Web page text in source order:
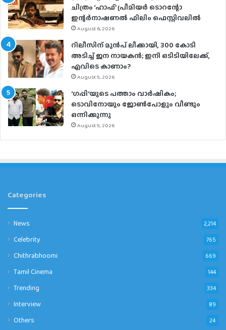
ചിത്രം ‘ഹാഫ്’ പ്രീമിയര്‍ ടൊറന്റോ
ഇന്റര്‍നാഷണല്‍ ഫിലിം ഫെസ്റ്റിവലില്‍
August 6, 2026
റിലീസിന് മുൻപ് ലീക്കായി, 300 കോടി
അടിച്ച് ജന നായകൻ; ഇനി ഒടിടിയിലേക്ക്,
എവിടെ കാണാം?
August 5, 2026
‘ഗപ്പി‘യുടെ പത്താം വാർഷികം;
ടൊവിനോയും ജോൺപോളും വീണ്ടും
ഒന്നിക്കുന്നു
August 5, 2026
Categories
News 2,214
Celebrity 765
Chithrabhoomi 669
Tamil Cinema 144
Trending 334
Interview 89
Others 24